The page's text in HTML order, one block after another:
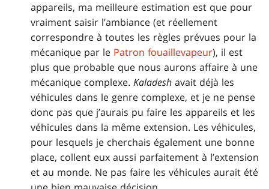
appareils, ma meilleure estimation est que pour
vraiment saisir l’ambiance (et réellement
correspondre à toutes les règles prévues pour la
mécanique par le Patron fouaillevapeur), il est
plus que probable que nous aurons affaire à une
mécanique complexe.Kaladesh avait déjà les
véhicules dans le genre complexe, et je ne pense
donc pas que j’aurais pu faire les appareils et les
véhicules dans la même extension. Les véhicules,
pour lesquels je cherchais également une bonne
place, collent eux aussi parfaitement à l’extension
et au monde. Ne pas faire les véhicules aurait été